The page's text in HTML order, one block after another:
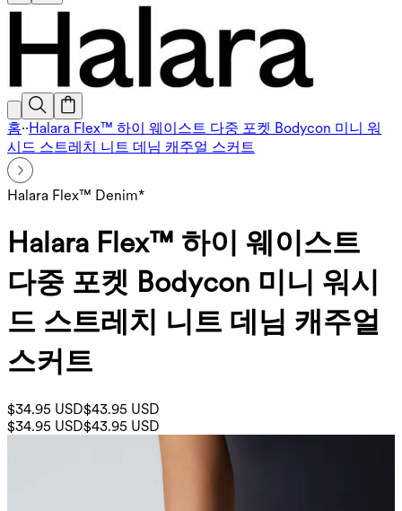
홈··Halara Flex™ 하이 웨이스트 다중 포켓 Bodycon 미니 워
시드 스트레치 니트 데님 캐주얼 스커트
Halara Flex™ Denim*
Halara Flex™ 하이 웨이스트
다중 포켓 Bodycon 미니 워시
드 스트레치 니트 데님 캐주얼
스커트
$34.95 USD$43.95 USD
$34.95 USD$43.95 USD